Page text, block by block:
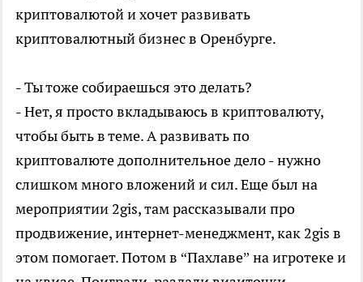
криптовалютой и хочет развивать
криптовалютный бизнес в Оренбурге.
- Ты тоже собираешься это делать?
- Нет, я просто вкладываюсь в криптовалюту,
чтобы быть в теме. А развивать по
криптовалюте дополнительное дело - нужно
слишком много вложений и сил. Еще был на
мероприятии 2gis, там рассказывали про
продвижение, интернет-менеджмент, как 2gis в
этом помогает. Потом в “Пахлаве” на игротеке и